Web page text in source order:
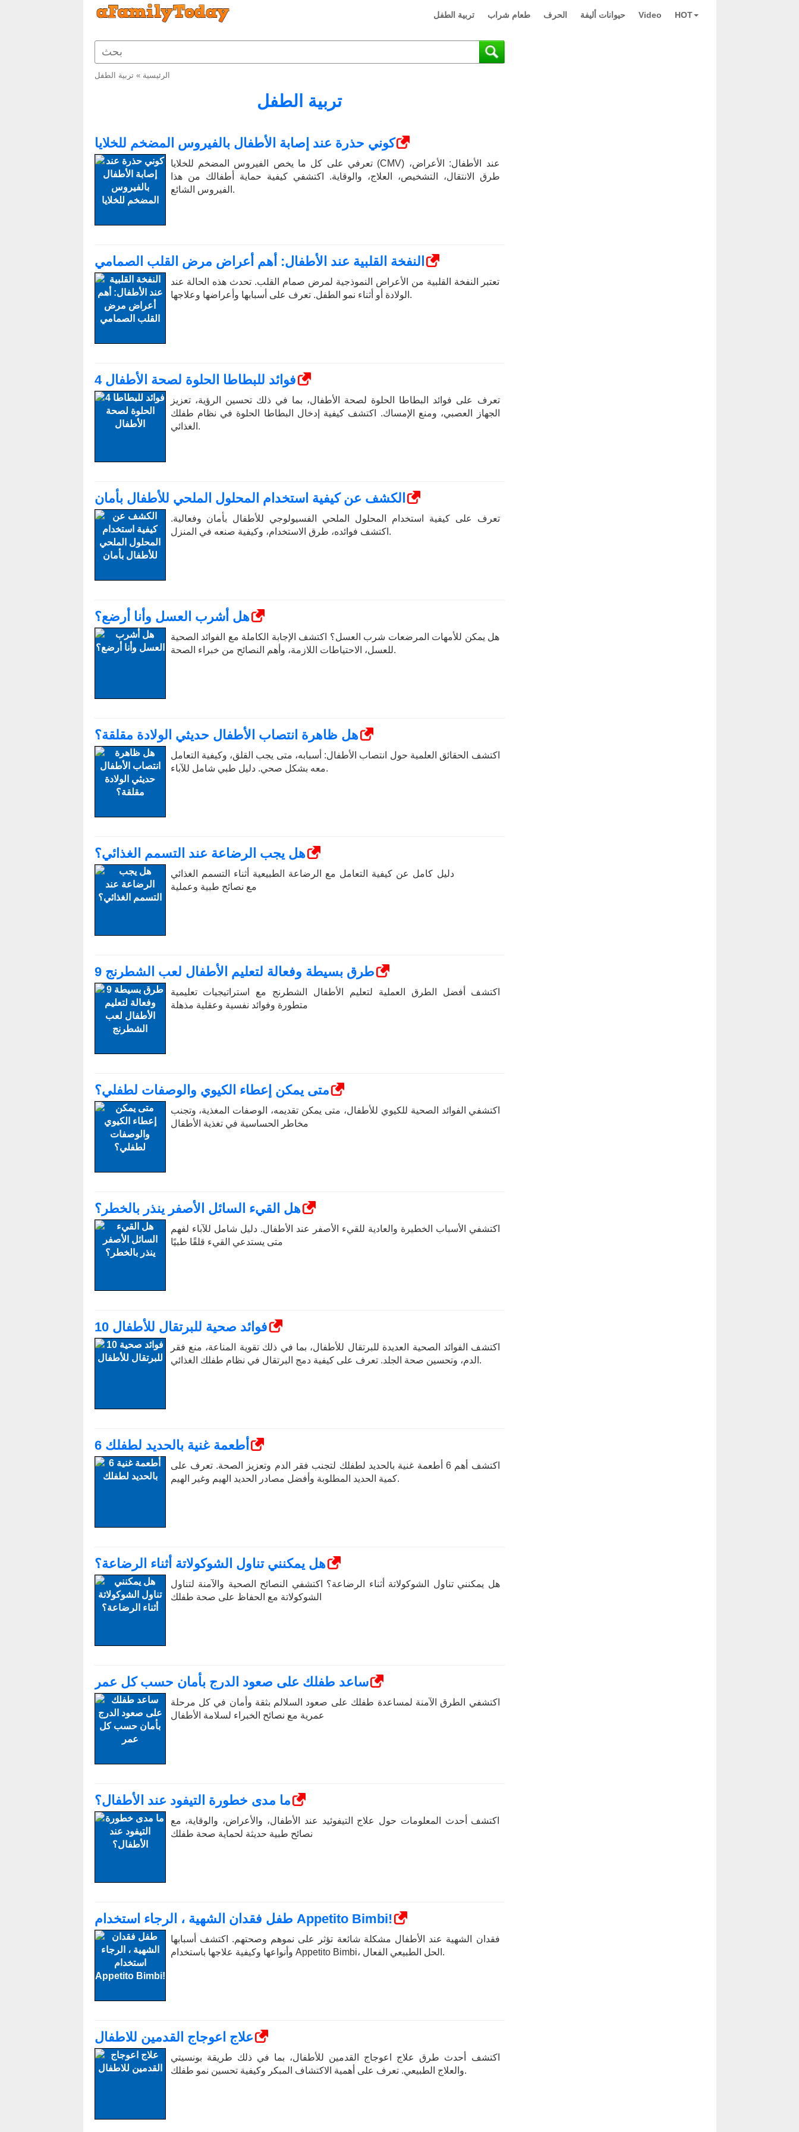
تربية الطفل طعام شراب الحرف حيوانات أليفة Video HOT
الرئيسية » تربية الطفل
تربية الطفل
كوني حذرة عند إصابة الأطفال بالفيروس المضخم للخلايا
تعرفي على كل ما يخص الفيروس المضخم للخلايا (CMV) عند الأطفال: الأعراض،
طرق الانتقال، التشخيص، العلاج، والوقاية. اكتشفي كيفية حماية أطفالك من هذا
الفيروس الشائع.
النفخة القلبية عند الأطفال: أهم أعراض مرض القلب الصمامي
تعتبر النفخة القلبية من الأعراض النموذجية لمرض صمام القلب. تحدث هذه الحالة عند
الولادة أو أثناء نمو الطفل. تعرف على أسبابها وأعراضها وعلاجها.
4 فوائد للبطاطا الحلوة لصحة الأطفال
تعرف على فوائد البطاطا الحلوة لصحة الأطفال، بما في ذلك تحسين الرؤية، تعزيز
الجهاز العصبي، ومنع الإمساك. اكتشف كيفية إدخال البطاطا الحلوة في نظام طفلك
الغذائي.
الكشف عن كيفية استخدام المحلول الملحي للأطفال بأمان
تعرف على كيفية استخدام المحلول الملحي الفسيولوجي للأطفال بأمان وفعالية.
اكتشف فوائده، طرق الاستخدام، وكيفية صنعه في المنزل.
هل أشرب العسل وأنا أرضع؟
هل يمكن للأمهات المرضعات شرب العسل؟ اكتشف الإجابة الكاملة مع الفوائد الصحية
للعسل، الاحتياطات اللازمة، وأهم النصائح من خبراء الصحة.
هل ظاهرة انتصاب الأطفال حديثي الولادة مقلقة؟
اكتشف الحقائق العلمية حول انتصاب الأطفال: أسبابه، متى يجب القلق، وكيفية التعامل
معه بشكل صحي. دليل طبي شامل للآباء.
هل يجب الرضاعة عند التسمم الغذائي؟
دليل كامل عن كيفية التعامل مع الرضاعة الطبيعية أثناء التسمم الغذائي
مع نصائح طبية وعملية
9 طرق بسيطة وفعالة لتعليم الأطفال لعب الشطرنج
اكتشف أفضل الطرق العملية لتعليم الأطفال الشطرنج مع استراتيجيات تعليمية
متطورة وفوائد نفسية وعقلية مذهلة
متى يمكن إعطاء الكيوي والوصفات لطفلي؟
اكتشفي الفوائد الصحية للكيوي للأطفال، متى يمكن تقديمه، الوصفات المغذية، وتجنب
مخاطر الحساسية في تغذية الأطفال
هل القيء السائل الأصفر ينذر بالخطر؟
اكتشفي الأسباب الخطيرة والعادية للقيء الأصفر عند الأطفال. دليل شامل للآباء لفهم
متى يستدعي القيء قلقًا طبيًا
10 فوائد صحية للبرتقال للأطفال
اكتشف الفوائد الصحية العديدة للبرتقال للأطفال، بما في ذلك تقوية المناعة، منع فقر
الدم، وتحسين صحة الجلد. تعرف على كيفية دمج البرتقال في نظام طفلك الغذائي.
6 أطعمة غنية بالحديد لطفلك
اكتشف أهم 6 أطعمة غنية بالحديد لطفلك لتجنب فقر الدم وتعزيز الصحة. تعرف على
كمية الحديد المطلوبة وأفضل مصادر الحديد الهيم وغير الهيم.
هل يمكنني تناول الشوكولاتة أثناء الرضاعة؟
هل يمكنني تناول الشوكولاتة أثناء الرضاعة؟ اكتشفي النصائح الصحية والآمنة لتناول
الشوكولاتة مع الحفاظ على صحة طفلك
ساعد طفلك على صعود الدرج بأمان حسب كل عمر
اكتشفي الطرق الآمنة لمساعدة طفلك على صعود السلالم بثقة وأمان في كل مرحلة
عمرية مع نصائح الخبراء لسلامة الأطفال
ما مدى خطورة التيفود عند الأطفال؟
اكتشف أحدث المعلومات حول علاج التيفوئيد عند الأطفال، والأعراض، والوقاية، مع
نصائح طبية حديثة لحماية صحة طفلك
طفل فقدان الشهية ، الرجاء استخدام Appetito Bimbi!
فقدان الشهية عند الأطفال مشكلة شائعة تؤثر على نموهم وصحتهم. اكتشف أسبابها
وأنواعها وكيفية علاجها باستخدام Appetito Bimbi، الحل الطبيعي الفعال.
علاج اعوجاج القدمين للاطفال
اكتشف أحدث طرق علاج اعوجاج القدمين للأطفال، بما في ذلك طريقة بونسيتي
والعلاج الطبيعي. تعرف على أهمية الاكتشاف المبكر وكيفية تحسين نمو طفلك.